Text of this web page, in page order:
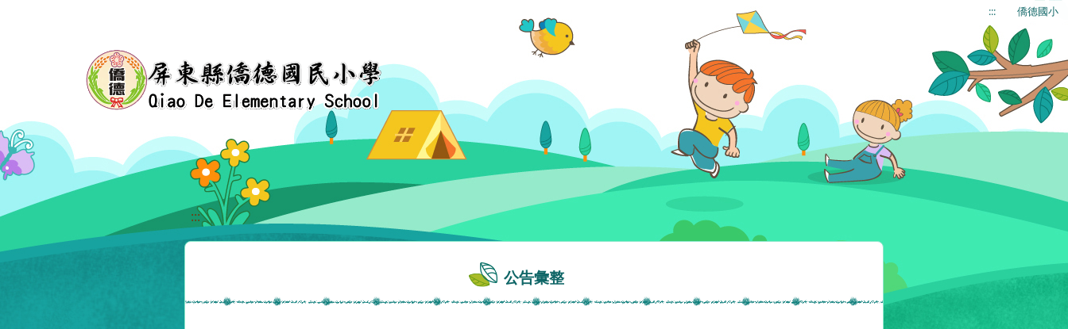
::: 僑德國小
:::
公告彙整